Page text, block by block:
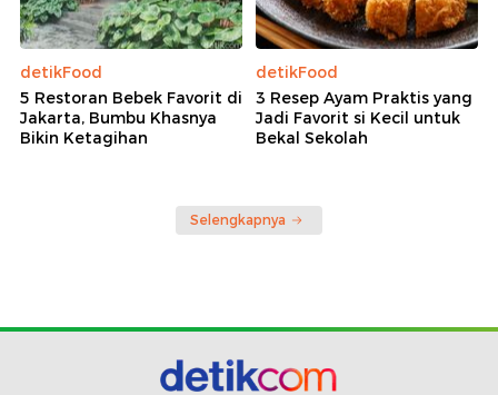
detikFood
5 Restoran Bebek Favorit di
Jakarta, Bumbu Khasnya
Bikin Ketagihan
detikFood
3 Resep Ayam Praktis yang
Jadi Favorit si Kecil untuk
Bekal Sekolah
Selengkapnya